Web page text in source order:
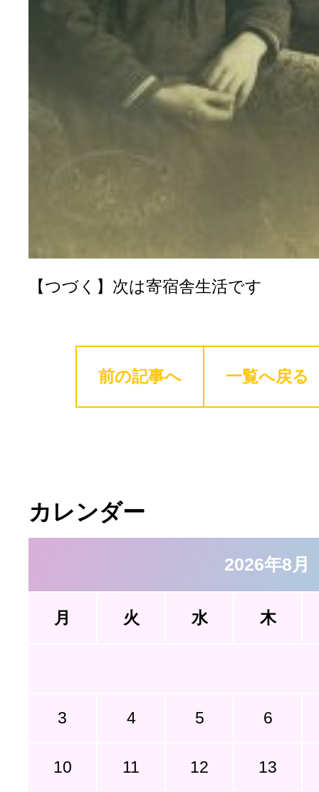
【つづく】次は寄宿舎生活です
前の記事へ 一覧へ戻る
カレンダー
2026年8月
月 火 水 木
3 4 5 6
10 11 12 13